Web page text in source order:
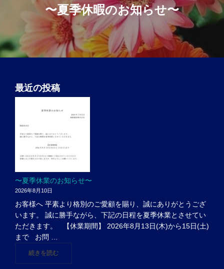
ゲ
ー
〜夏季休暇のお知らせ〜
最近の投稿
〜夏季休業のお知らせ〜
2026年8月10日
お客様へ 平素より格別のご愛顧を賜り、誠にありがとうござ
います。 誠に勝手ながら、下記の日程を夏季休業とさせてい
ただきます。 【休業期間】 2026年8月13日(木)から15日(土)
まで お問 …
続きを読む"〜夏季休業のお知らせ〜"